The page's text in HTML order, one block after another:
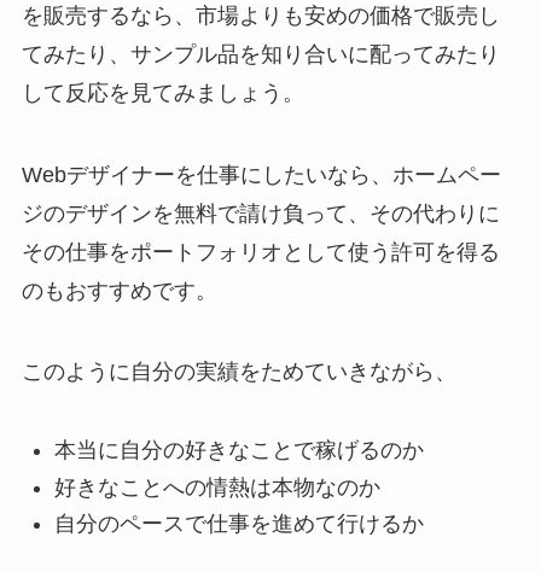
を販売するなら、市場よりも安めの価格で販売し
てみたり、サンプル品を知り合いに配ってみたり
して反応を見てみましょう。
Webデザイナーを仕事にしたいなら、ホームペー
ジのデザインを無料で請け負って、その代わりに
その仕事をポートフォリオとして使う許可を得る
のもおすすめです。
このように自分の実績をためていきながら、
本当に自分の好きなことで稼げるのか
好きなことへの情熱は本物なのか
自分のペースで仕事を進めて行けるか